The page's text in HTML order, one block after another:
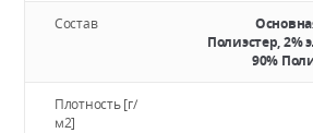
Состав
Полиэстер, 2%
90%
Плотность [г/
м2]